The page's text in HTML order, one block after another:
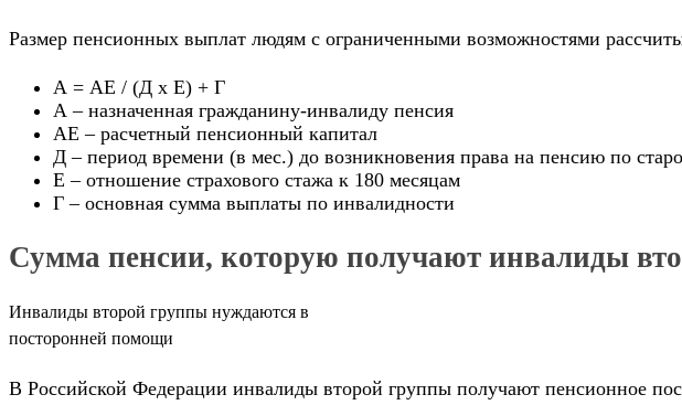
Размер пенсионных выплат людям с ограниченными возможностями
А = АЕ / (Д х Е) + Г
А – назначенная гражданину-инвалиду пенсия
АЕ – расчетный пенсионный капитал
Д – период времени (в мес.) до возникновения права на пенсию по
Е – отношение страхового стажа к 180 месяцам
Г – основная сумма выплаты по инвалидности
Сумма пенсии, которую получают инвалиды
Инвалиды второй группы нуждаются в
посторонней помощи
В Российской Федерации инвалиды второй группы получают пенсионное